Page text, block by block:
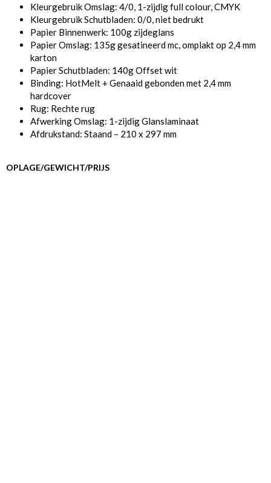
Kleurgebruik Omslag: 4/0, 1-zijdig full colour, CMYK
Kleurgebruik Schutbladen: 0/0, niet bedrukt
Papier Binnenwerk: 100g zijdeglans
Papier Omslag: 135g gesatineerd mc, omplakt op 2,4 mm
karton
Papier Schutbladen: 140g Offset wit
Binding: HotMelt + Genaaid gebonden met 2,4 mm
hardcover
Rug: Rechte rug
Afwerking Omslag: 1-zijdig Glanslaminaat
Afdrukstand: Staand – 210 x 297 mm
OPLAGE/GEWICHT/PRIJS